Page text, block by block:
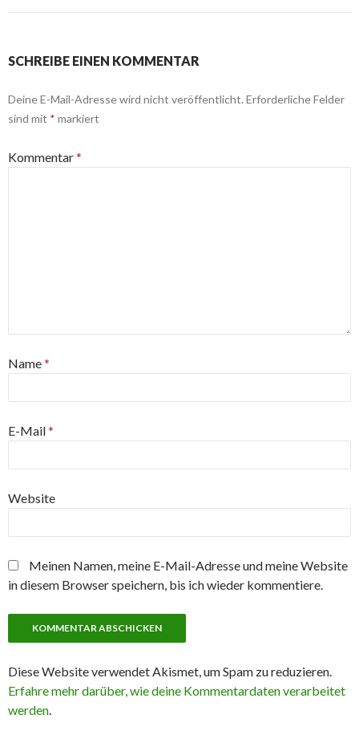
SCHREIBE EINEN KOMMENTAR
Deine E-Mail-Adresse wird nicht veröffentlicht. Erforderliche Felder
sind mit * markiert
Kommentar*
Name*
E-Mail*
Website
Meinen Namen, meine E-Mail-Adresse und meine Website
in diesem Browser speichern, bis ich wieder kommentiere.
Diese Website verwendet Akismet, um Spam zu reduzieren.
Erfahre mehr darüber, wie deine Kommentardaten verarbeitet
werden.